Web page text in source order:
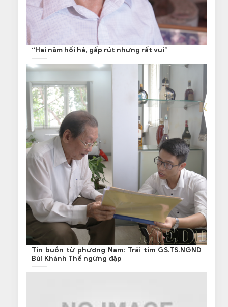
“Hai năm hối hả, gấp rút nhưng rất vui”
Tin buồn từ phương Nam: Trái tim GS.TS.NGND
Bùi Khánh Thế ngừng đập